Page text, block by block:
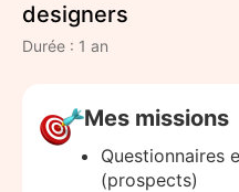
designers
Durée : 1 an
Mes missions
Questionnaires
(prospects)